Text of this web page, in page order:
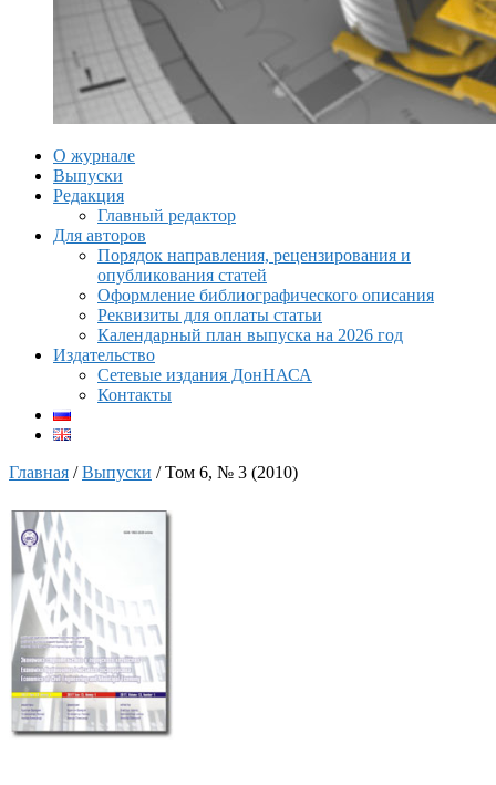
О журнале
Выпуски
Редакция
Главный редактор
Для авторов
Порядок направления, рецензирования и
опубликования статей
Оформление библиографического описания
Реквизиты для оплаты статьи
Календарный план выпуска на 2026 год
Издательство
Сетевые издания ДонНАСА
Контакты
Главная /Выпуски / Том 6, № 3 (2010)